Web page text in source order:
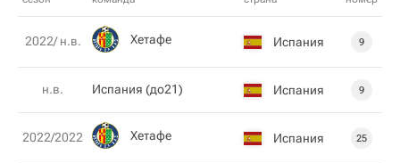
2022/ н.в. Хетафе Испания 9
н.в. Испания (до21) Испания 9
2022/2022 Хетафе Испания 25